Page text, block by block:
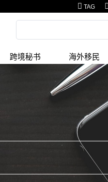
TAG
跨境秘书 海外移民